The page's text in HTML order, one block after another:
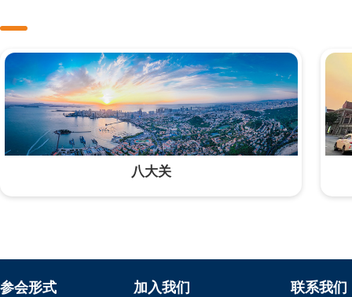
八大关
参会形式 加入我们 联系我们